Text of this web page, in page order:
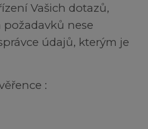
Vašich dotazů,
nese
údajů, kterým je
: